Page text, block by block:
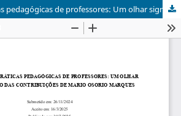
Formação e práticas pedagógicas de professores: Um olhar significativo das contribuições de Mario Osorio Marques